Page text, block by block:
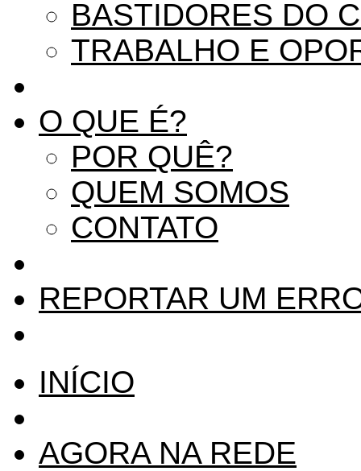
BASTIDORES DO
TRABALHO E
O QUE É?
POR QUÊ?
QUEM SOMOS
CONTATO
REPORTAR UM
INÍCIO
AGORA NA REDE